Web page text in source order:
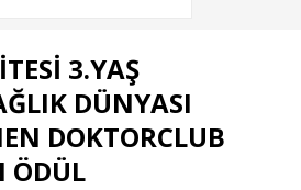
3.YAŞ
DÜNYASI
DOKTORCLUB
ÖDÜL